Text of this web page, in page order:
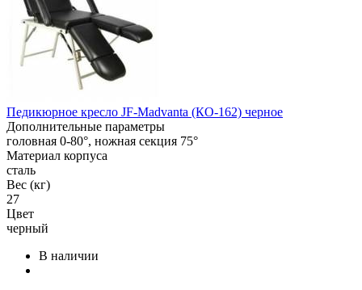
Педикюрное кресло JF-Madvanta (КО-162) черное
Дополнительные параметры
головная 0-80°, ножная секция 75°
Материал корпуса
сталь
Вес (кг)
27
Цвет
черный
В наличии